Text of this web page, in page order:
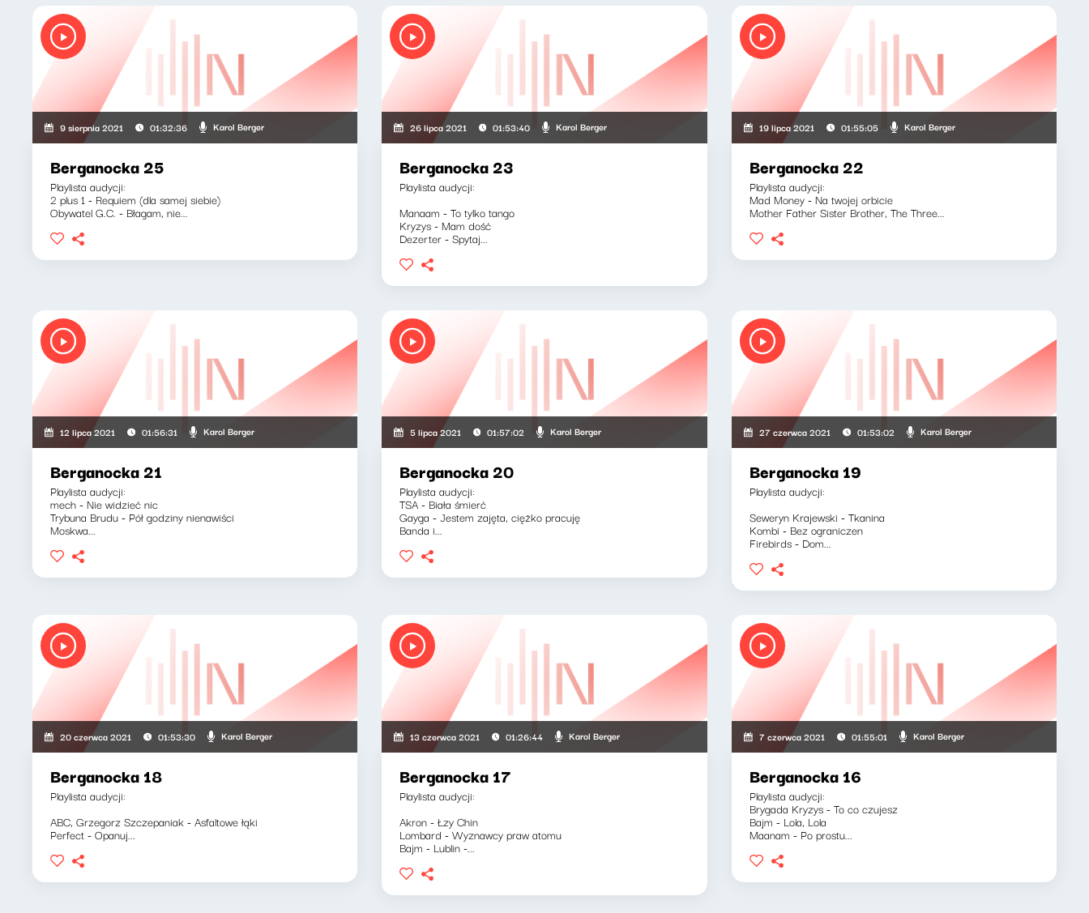
9 sierpnia 2021 01:32:36 Karol Berger
Berganocka 25
Playlista audycji:
2 plus 1 - Requiem (dla samej siebie)
Obywatel G.C. - Błagam, nie...
26 lipca 2021 01:53:40 Karol Berger
Berganocka 23
Playlista audycji:
Manaam - To tylko tango
Kryzys - Mam dość
Dezerter - Spytaj...
19 lipca 2021 01:55:05 Karol Berger
Berganocka 22
Playlista audycji:
Mad Money - Na twojej orbicie
Mother Father Sister Brother, The Three...
12 lipca 2021 01:56:31 Karol Berger
Berganocka 21
Playlista audycji:
mech - Nie widzieć nic
Trybuna Brudu - Pół godziny nienawiści
Moskwa...
5 lipca 2021 01:57:02 Karol Berger
Berganocka 20
Playlista audycji:
TSA - Biała śmierć
Gayga - Jestem zajęta, ciężko pracuję
Banda i...
27 czerwca 2021 01:53:02 Karol Berger
Berganocka 19
Playlista audycji:
Seweryn Krajewski - Tkanina
Kombi - Bez ograniczen
Firebirds - Dom...
20 czerwca 2021 01:53:30 Karol Berger
Berganocka 18
Playlista audycji:
ABC, Grzegorz Szczepaniak - Asfaltowe łąki
Perfect - Opanuj...
13 czerwca 2021 01:26:44 Karol Berger
Berganocka 17
Playlista audycji:
Akron - Łzy Chin
Lombard - Wyznawcy praw atomu
Bajm - Lublin -...
7 czerwca 2021 01:55:01 Karol Berger
Berganocka 16
Playlista audycji:
Brygada Kryzys - To co czujesz
Bajm - Lola, Lola
Maanam - Po prostu...